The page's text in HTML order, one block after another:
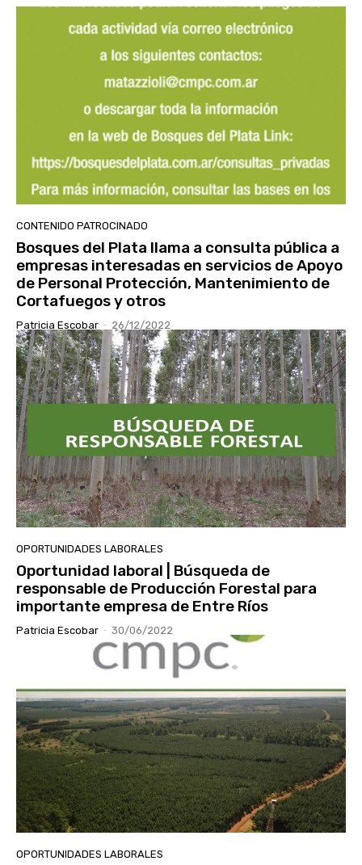
CONTENIDO PATROCINADO
Bosques del Plata llama a consulta pública a
empresas interesadas en servicios de Apoyo
de Personal Protección, Mantenimiento de
Cortafuegos y otros
Patricia Escobar - 26/12/2022
OPORTUNIDADES LABORALES
Oportunidad laboral | Búsqueda de
responsable de Producción Forestal para
importante empresa de Entre Ríos
Patricia Escobar - 30/06/2022
OPORTUNIDADES LABORALES